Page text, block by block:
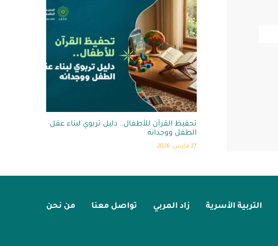
تحفيظ القرآن للأطفال.. دليل تربوي لبناء عقل
الطفل ووجدانه
27 مارس، 2026
التربية الأسرية زاد المربي تواصل معنا من نحن